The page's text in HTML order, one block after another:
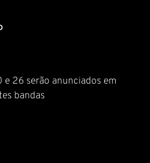
26 serão anunciados em
bandas